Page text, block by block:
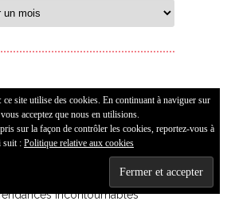
vous a plu
routine Replenish pour sauver
incontournables
site utilise des cookies. En continuant à naviguer sur
acceptez que nous en utilisions.
sur la façon de contrôler les cookies, reportez-vous à
suit : Politique relative aux cookies